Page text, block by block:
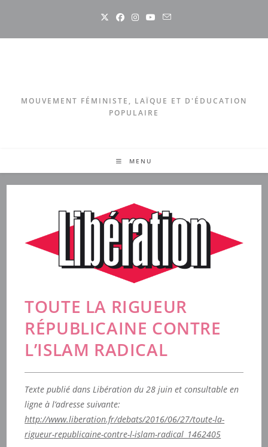
content
MOUVEMENT FÉMINISTE, LAÏQUE ET D'ÉDUCATION
POPULAIRE
MENU
TOUTE LA RIGUEUR
RÉPUBLICAINE CONTRE
L’ISLAM RADICAL
Texte publié dans Libération du 28 juin et consultable en
ligne à l’adresse suivante:
http://www.liberation.fr/debats/2016/06/27/toute-la-
rigueur-republicaine-contre-l-islam-radical_1462405